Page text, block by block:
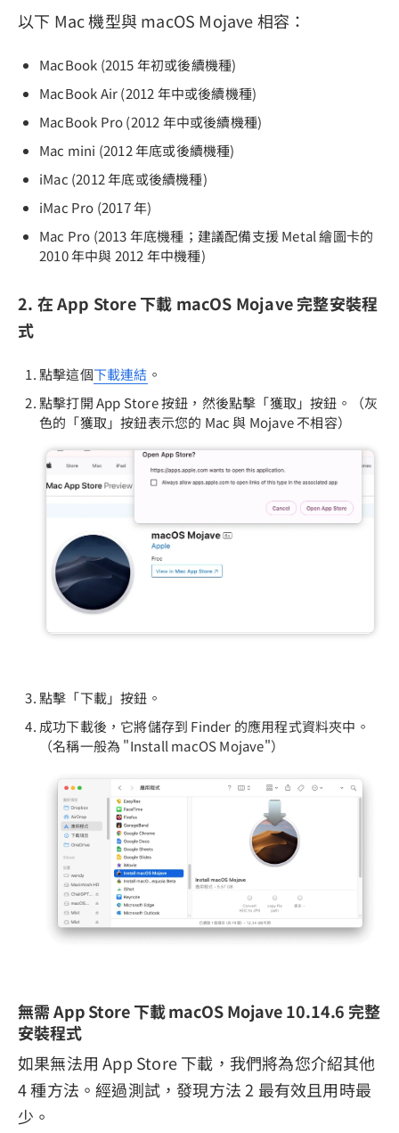
以下 Mac 機型與 macOS Mojave 相容：
MacBook (2015 年初或後續機種)
MacBook Air (2012 年中或後續機種)
MacBook Pro (2012 年中或後續機種)
Mac mini (2012 年底或後續機種)
iMac (2012 年底或後續機種)
iMac Pro (2017 年)
Mac Pro (2013 年底機種；建議配備支援 Metal 繪圖卡的
2010 年中與 2012 年中機種)
2. 在 App Store 下載 macOS Mojave 完整安裝程
式
點擊這個下載連結 。
點擊打開 App Store 按鈕，然後點擊「獲取」按鈕。（灰
色的「獲取」按鈕表示您的 Mac 與 Mojave 不相容）
點擊「下載」按鈕。
成功下載後，它將儲存到 Finder 的應用程式資料夾中。
（名稱一般為 "Install macOS Mojave"）
無需 App Store 下載 macOS Mojave 10.14.6 完整
安裝程式
如果無法用 App Store 下載，我們將為您介紹其他
4 種方法。經過測試，發現方法 2 最有效且用時最
少。